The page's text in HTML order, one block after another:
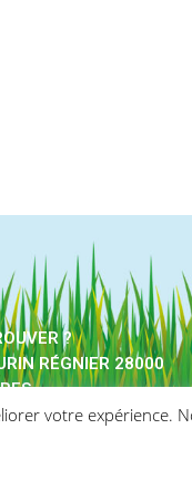
?
RÉGNIER 28000
votre expérience.